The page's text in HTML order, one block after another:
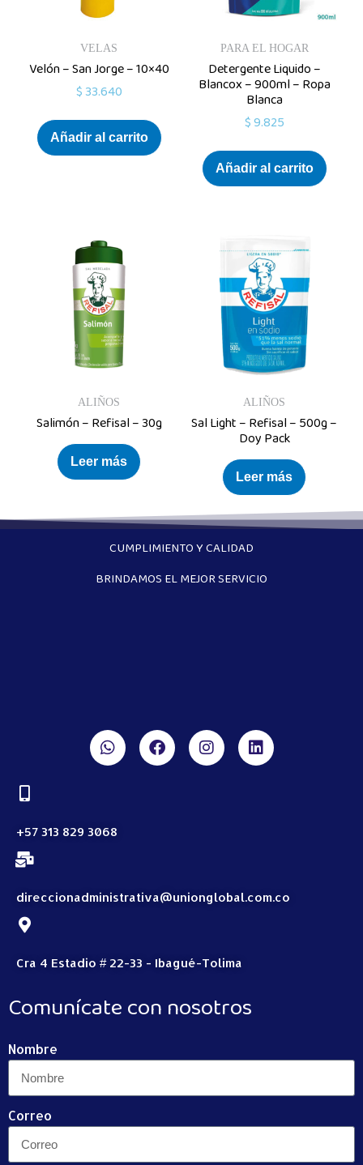
VELAS
Velón – San Jorge – 10×40
$ 33.640
Añadir al carrito
PARA EL HOGAR
Detergente Liquido –
Blancox – 900ml – Ropa
Blanca
$9.825
Añadir al carrito
ALIÑOS
Salimón – Refisal – 30g
Leer más
ALIÑOS
Sal Light – Refisal – 500g –
Doy Pack
Leer más
CUMPLIMIENTO Y CALIDAD
BRINDAMOS EL MEJOR SERVICIO
+57 313 829 3068
direccionadministrativa@unionglobal.com.co
Cra 4 Estadio # 22-33 - Ibagué-Tolima
Comunícate con nosotros
Nombre
Correo